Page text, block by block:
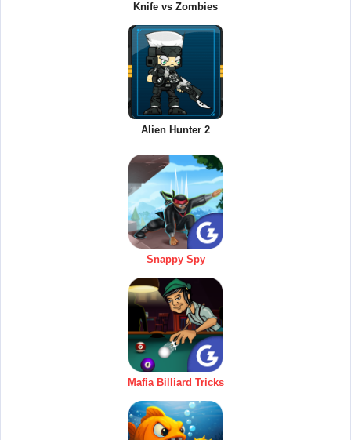
Knife vs Zombies
Alien Hunter 2
Snappy Spy
Mafia Billiard Tricks